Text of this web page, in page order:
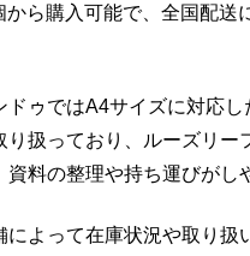
から購入可能で、全国配送
ドゥではA4サイズに対応
り扱っており、ルーズリー
資料の整理や持ち運びがし
によって在庫状況や取り扱